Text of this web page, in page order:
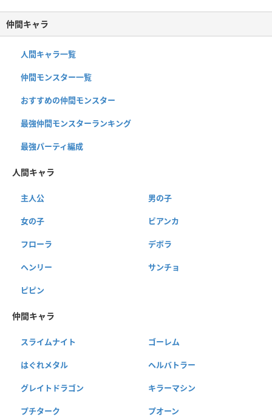
仲間キャラ
人間キャラ一覧
仲間モンスター一覧
おすすめの仲間モンスター
最強仲間モンスターランキング
最強パーティ編成
人間キャラ
主人公 男の子
女の子 ビアンカ
フローラ デボラ
ヘンリー サンチョ
ピピン
仲間キャラ
スライムナイト ゴーレム
はぐれメタル ヘルバトラー
グレイトドラゴン キラーマシン
プチターク プオーン